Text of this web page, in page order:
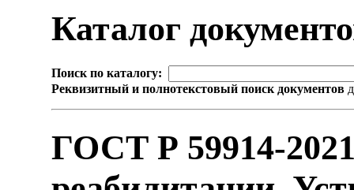
Каталог
Поиск по каталогу:
Реквизитный и полнотекстовый поиск документов
ГОСТ Р 59914-